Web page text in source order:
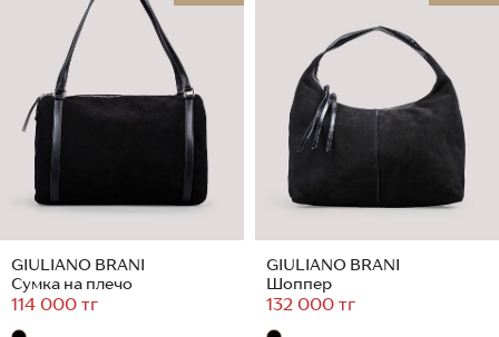
GIULIANO BRANI
Сумка на плечо
114 000 тг
GIULIANO BRANI
Шоппер
132 000 тг